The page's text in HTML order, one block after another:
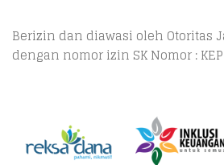
Berizin dan diawasi oleh Otoritas
dengan nomor izin SK Nomor :